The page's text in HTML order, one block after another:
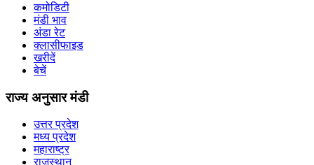
कमोडिटी
मंडी भाव
अंडा रेट
क्लासीफाइड
खरीदें
बेचें
राज्य अनुसार मंडी
उत्तर प्रदेश
मध्य प्रदेश
महाराष्ट्र
राजस्थान